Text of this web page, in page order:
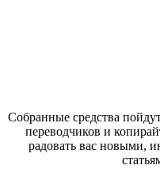
Собранные средства
переводчиков и
радовать вас новыми,